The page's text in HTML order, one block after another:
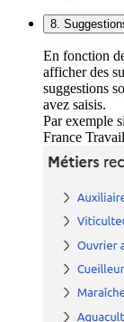
8.
En fonction
afficher des
suggestions
avez saisis.
Par exemple
France